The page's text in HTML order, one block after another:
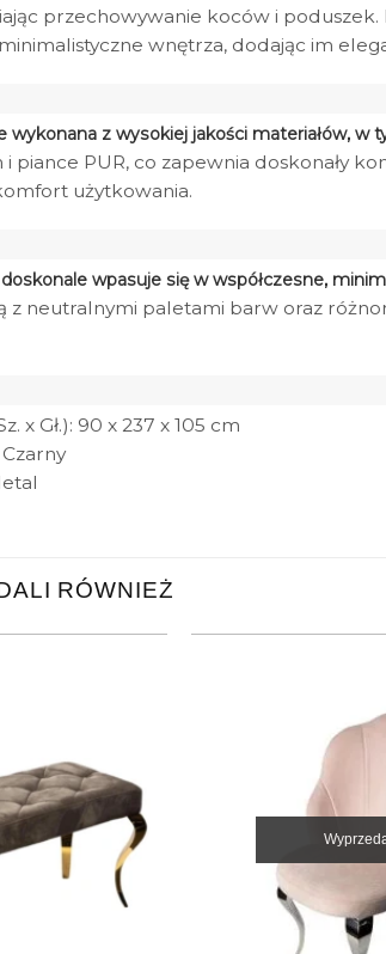
przechowywanie koców i
wnętrza, dodając im
wykonana z wysokiej jakości materiałów, w
i piance PUR, co zapewnia doskonały
użytkowania.
wpasuje się w współczesne,
z neutralnymi paletami barw oraz
x Gł.): 90 x 237 x 105 cm
RÓWNIEŻ